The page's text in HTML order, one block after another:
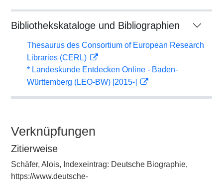
Bibliothekskataloge und Bibliographien
Thesaurus des Consortium of European Research
Libraries (CERL)
* Landeskunde Entdecken Online - Baden-
Württemberg (LEO-BW) [2015-]
Verknüpfungen
Zitierweise
Schäfer, Alois, Indexeintrag: Deutsche Biographie,
https://www.deutsche-